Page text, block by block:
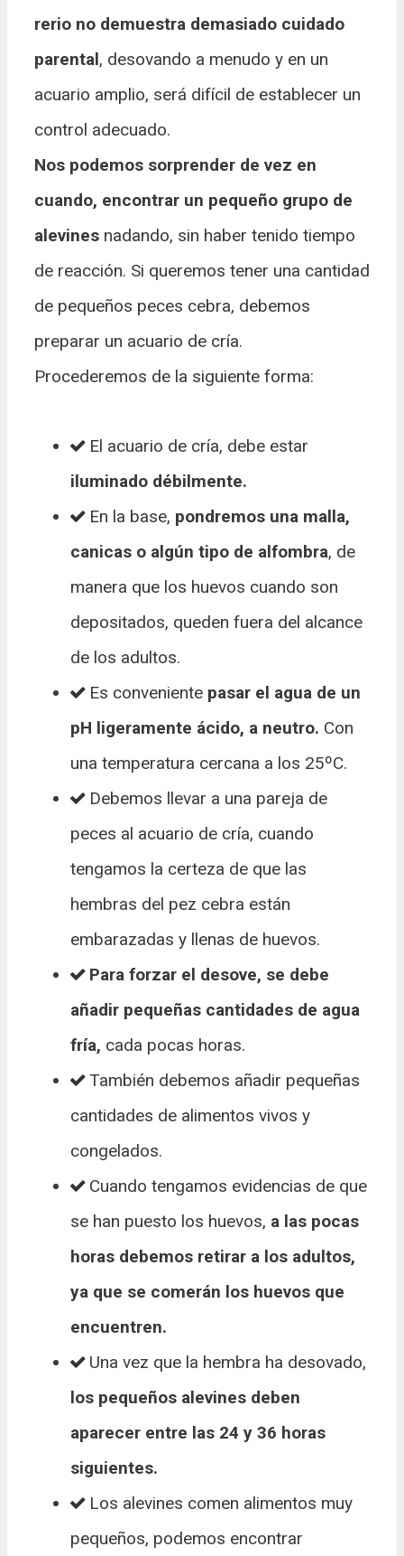
rerio no demuestra demasiado cuidado
parental, desovando a menudo y en un
acuario amplio, será difícil de establecer un
control adecuado.
Nos podemos sorprender de vez en
cuando, encontrar un pequeño grupo de
alevines nadando, sin haber tenido tiempo
de reacción. Si queremos tener una cantidad
de pequeños peces cebra, debemos
preparar un acuario de cría.
Procederemos de la siguiente forma:
El acuario de cría, debe estar
iluminado débilmente.
En la base, pondremos una malla,
canicas o algún tipo de alfombra, de
manera que los huevos cuando son
depositados, queden fuera del alcance
de los adultos.
Es conveniente pasar el agua de un
pH ligeramente ácido, a neutro. Con
una temperatura cercana a los 25ºC.
Debemos llevar a una pareja de
peces al acuario de cría, cuando
tengamos la certeza de que las
hembras del pez cebra están
embarazadas y llenas de huevos.
Para forzar el desove, se debe
añadir pequeñas cantidades de agua
fría, cada pocas horas.
También debemos añadir pequeñas
cantidades de alimentos vivos y
congelados.
Cuando tengamos evidencias de que
se han puesto los huevos, a las pocas
horas debemos retirar a los adultos,
ya que se comerán los huevos que
encuentren.
Una vez que la hembra ha desovado,
los pequeños alevines deben
aparecer entre las 24 y 36 horas
siguientes.
Los alevines comen alimentos muy
pequeños, podemos encontrar